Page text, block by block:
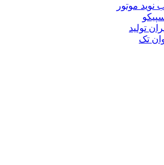
نوید موتور
تولید
تک